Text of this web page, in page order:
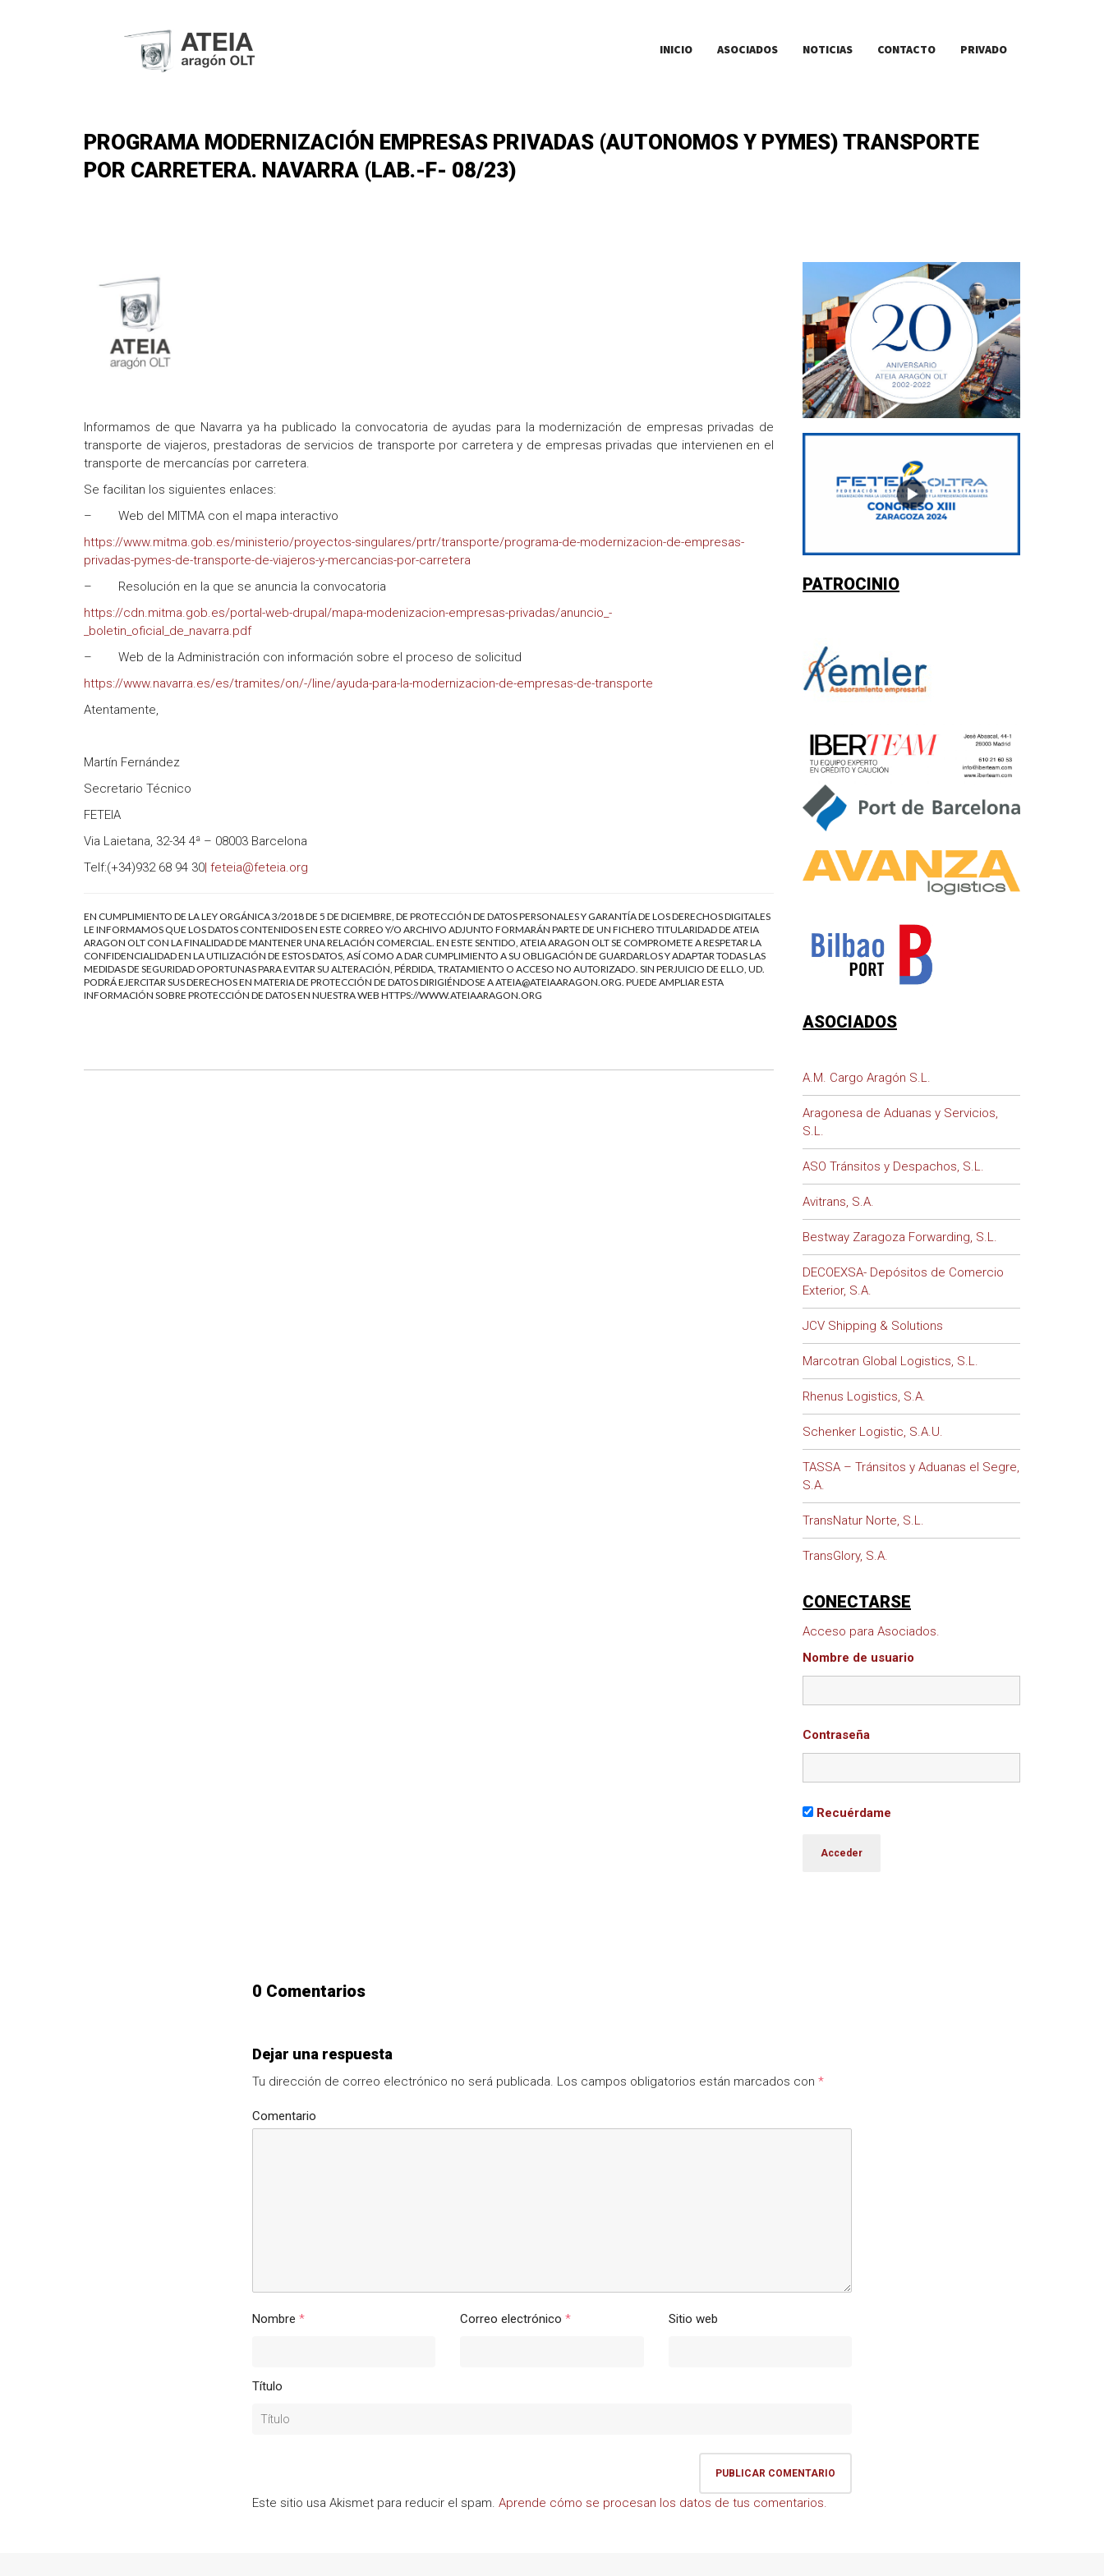
INICIO ASOCIADOS NOTICIAS CONTACTO PRIVADO
PROGRAMA MODERNIZACIÓN EMPRESAS PRIVADAS (AUTONOMOS Y PYMES) TRANSPORTE
POR CARRETERA. NAVARRA (LAB.-F- 08/23)
Informamos de que Navarra ya ha publicado la convocatoria de ayudas para la modernización de empresas privadas de
transporte de viajeros, prestadoras de servicios de transporte por carretera y de empresas privadas que intervienen en el
transporte de mercancías por carretera.
Se facilitan los siguientes enlaces:
– Web del MITMA con el mapa interactivo
https://www.mitma.gob.es/ministerio/proyectos-singulares/prtr/transporte/programa-de-modernizacion-de-empresas-
privadas-pymes-de-transporte-de-viajeros-y-mercancias-por-carretera
– Resolución en la que se anuncia la convocatoria
https://cdn.mitma.gob.es/portal-web-drupal/mapa-modenizacion-empresas-privadas/anuncio_-
_boletin_oficial_de_navarra.pdf
– Web de la Administración con información sobre el proceso de solicitud
https://www.navarra.es/es/tramites/on/-/line/ayuda-para-la-modernizacion-de-empresas-de-transporte
Atentamente,
Martín Fernández
Secretario Técnico
FETEIA
Via Laietana, 32-34 4ª – 08003 Barcelona
Telf:(+34)932 68 94 30| feteia@feteia.org
EN CUMPLIMIENTO DE LA LEY ORGÁNICA 3/2018 DE 5 DE DICIEMBRE, DE PROTECCIÓN DE DATOS PERSONALES Y GARANTÍA DE LOS DERECHOS DIGITALES
LE INFORMAMOS QUE LOS DATOS CONTENIDOS EN ESTE CORREO Y/O ARCHIVO ADJUNTO FORMARÁN PARTE DE UN FICHERO TITULARIDAD DE ATEIA
ARAGON OLT CON LA FINALIDAD DE MANTENER UNA RELACIÓN COMERCIAL. EN ESTE SENTIDO, ATEIA ARAGON OLT SE COMPROMETE A RESPETAR LA
CONFIDENCIALIDAD EN LA UTILIZACIÓN DE ESTOS DATOS, ASÍ COMO A DAR CUMPLIMIENTO A SU OBLIGACIÓN DE GUARDARLOS Y ADAPTAR TODAS LAS
MEDIDAS DE SEGURIDAD OPORTUNAS PARA EVITAR SU ALTERACIÓN, PÉRDIDA, TRATAMIENTO O ACCESO NO AUTORIZADO. SIN PERJUICIO DE ELLO, UD.
PODRÁ EJERCITAR SUS DERECHOS EN MATERIA DE PROTECCIÓN DE DATOS DIRIGIÉNDOSE AATEIA@ATEIAARAGON.ORG . PUEDE AMPLIAR ESTA
INFORMACIÓN SOBRE PROTECCIÓN DE DATOS EN NUESTRA WEB HTTPS://WWW.ATEIAARAGON.ORG
PATROCINIO
ASOCIADOS
A.M. Cargo Aragón S.L.
Aragonesa de Aduanas y Servicios,
S.L.
ASO Tránsitos y Despachos, S.L.
Avitrans, S.A.
Bestway Zaragoza Forwarding, S.L.
DECOEXSA- Depósitos de Comercio
Exterior, S.A.
JCV Shipping & Solutions
Marcotran Global Logistics, S.L.
Rhenus Logistics, S.A.
Schenker Logistic, S.A.U.
TASSA – Tránsitos y Aduanas el Segre,
S.A.
TransNatur Norte, S.L.
TransGlory, S.A.
CONECTARSE
Acceso para Asociados.
Nombre de usuario
Contraseña
Recuérdame
0 Comentarios
Dejar una respuesta
Tu dirección de correo electrónico no será publicada. Los campos obligatorios están marcados con *
Comentario
Nombre * Correo electrónico * Sitio web
Título
Este sitio usa Akismet para reducir el spam. Aprende cómo se procesan los datos de tus comentarios.